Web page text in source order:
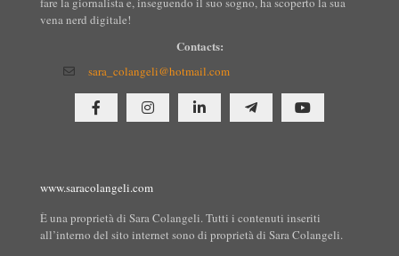
vena nerd digitale!
Contacts:
sara_colangeli@hotmail.com
www.saracolangeli.com
È una proprietà di Sara Colangeli. Tutti i contenuti inseriti
all’interno del sito internet sono di proprietà di Sara Colangeli.